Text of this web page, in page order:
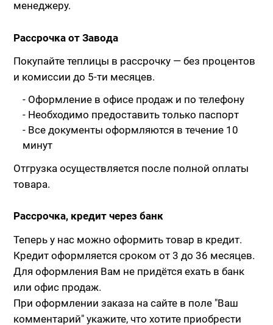
менеджеру.
Рассрочка от Завода
Покупайте теплицы в рассрочку — без процентов
и комиссии до 5-ти месяцев.
- Оформление в офисе продаж и по телефону
- Необходимо предоставить только паспорт
- Все документы оформляются в течение 10
минут
Отгрузка осуществляется после полной оплаты
товара.
Рассрочка, кредит через банк
Теперь у нас можно оформить товар в кредит.
Кредит оформляется сроком от 3 до 36 месяцев.
Для оформления Вам не придётся ехать в банк
или офис продаж.
При оформлении заказа на сайте в поле "Ваш
комментарий" укажите, что хотите приобрести